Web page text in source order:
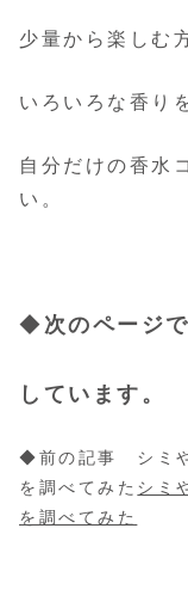
少量から楽しむ
いろいろな香り
自分だけの香水
い。
◆ 次のページ
しています。
◆前の記事 シミや
を調べてみた シミ
を調べてみた